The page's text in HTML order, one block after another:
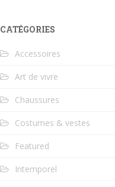
CATÉGORIES
Accessoires
Art de vivre
Chaussures
Costumes & vestes
Featured
Intemporel